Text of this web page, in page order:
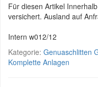
Für diesen Artikel
versichert. Ausland auf
Intern w012/12
Kategorie: Genuaschlitten
Komplette Anlagen